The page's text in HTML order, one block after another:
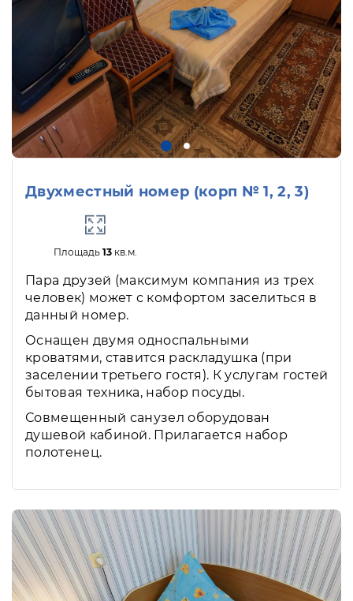
Двухместный номер (корп № 1, 2, 3)
Площадь 13кв.м.
Пара друзей (максимум компания из трех
человек) может с комфортом заселиться в
данный номер.
Оснащен двумя односпальными
кроватями, ставится раскладушка (при
заселении третьего гостя). К услугам гостей
бытовая техника, набор посуды.
Совмещенный санузел оборудован
душевой кабиной. Прилагается набор
полотенец.